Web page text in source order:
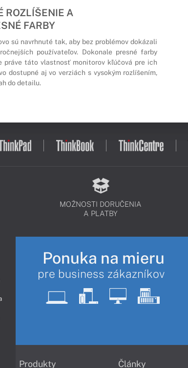
ROZLÍŠENIE A
FARBY
sú navrhnuté tak, aby bez problémov dokázali
používateľov. Dokonale presné farby
práve táto vlastnosť monitorov kľúčová pre ich
dostupné aj vo verziách s vysokým rozlíšením,
do detailu.
MOŽNOSTI DORUČENIA
A PLATBY
Ponuka na mieru
pre business zákazníkov
Produkty Články